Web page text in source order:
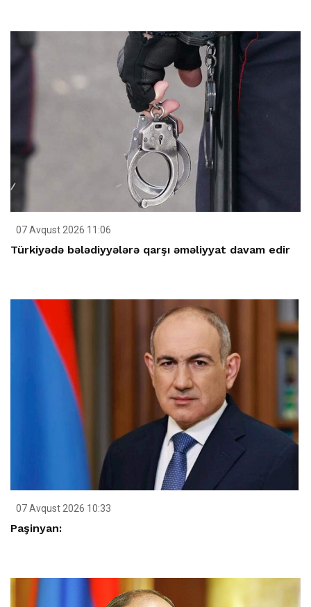
07 Avqust 2026 11:06
Türkiyədə bələdiyyələrə qarşı əməliyyat davam edir
07 Avqust 2026 10:33
Paşinyan: